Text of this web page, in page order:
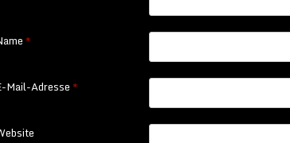
*
Mail-Adresse*